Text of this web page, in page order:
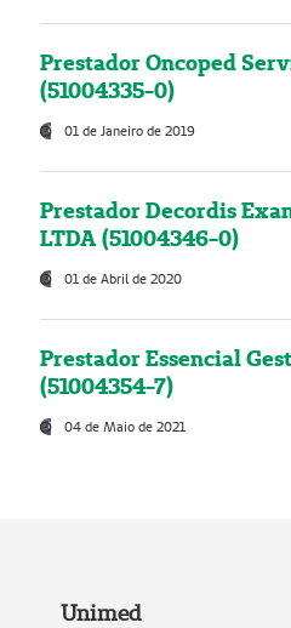
Prestador Oncoped
(51004335-0)
01 de Janeiro de 2019
Prestador Decordis
LTDA (51004346-0)
01 de Abril de 2020
Prestador Essencial
(51004354-7)
04 de Maio de 2021
Unimed